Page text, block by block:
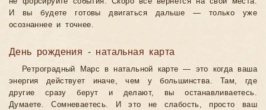
И вы будете готовы двигаться дальше — только уже
осознаннее и точнее.
День рождения - натальная карта
Ретроградный Марс в натальной карте — это когда ваша
энергия действует иначе, чем у большинства. Там, где
другие сразу берут и делают, вы останавливаетесь.
Думаете. Сомневаетесь. И это не слабость, просто ваш